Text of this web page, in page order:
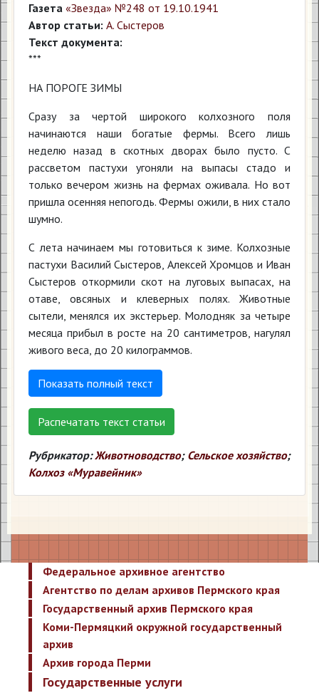
Газета «Звезда» №248 от 19.10.1941
Автор статьи: А. Сыстеров
Текст документа:
***
НА ПОРОГЕ ЗИМЫ
Сразу за чертой широкого колхозного поля
начинаются наши богатые фермы. Всего лишь
неделю назад в скотных дворах было пусто. С
рассветом пастухи угоняли на выпасы стадо и
только вечером жизнь на фермах оживала. Но вот
пришла осенняя непогодь. Фермы ожили, в них стало
шумно.
С лета начинаем мы готовиться к зиме. Колхозные
пастухи Василий Сыстеров, Алексей Хромцов и Иван
Сыстеров откормили скот на луговых выпасах, на
отаве, овсяных и клеверных полях. Животные
сытели, менялся их экстерьер. Молодняк за четыре
месяца прибыл в росте на 20 сантиметров, нагулял
живого веса, до 20 килограммов.
Показать полный текст
Распечатать текст статьи
Рубрикатор: Животноводство; Сельское хозяйство;
Колхоз «Муравейник»
Федеральное архивное агентство
Агентство по делам архивов Пермского края
Государственный архив Пермского края
Коми-Пермяцкий окружной государственный
архив
Архив города Перми
Государственные услуги